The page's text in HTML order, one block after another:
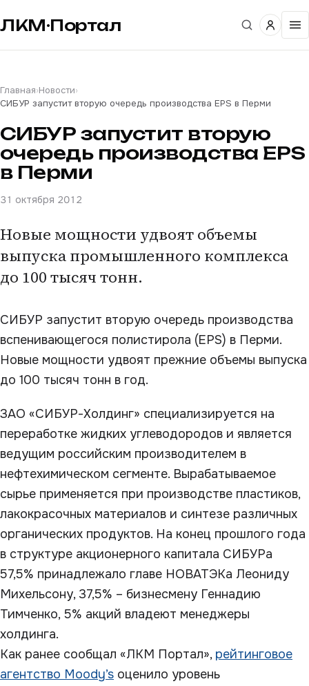
ЛКМ·Портал
Главная›Новости›
СИБУР запустит вторую очередь производства EPS в Перми
СИБУР запустит вторую
очередь производства EPS
в Перми
31 октября 2012
Новые мощности удвоят объемы
выпуска промышленного комплекса
до 100 тысяч тонн.
СИБУР запустит вторую очередь производства
вспенивающегося полистирола (EPS) в Перми.
Новые мощности удвоят прежние объемы выпуска
до 100 тысяч тонн в год.
ЗАО «СИБУР-Холдинг» специализируется на
переработке жидких углеводородов и является
ведущим российским производителем в
нефтехимическом сегменте. Вырабатываемое
сырье применяется при производстве пластиков,
лакокрасочных материалов и синтезе различных
органических продуктов. На конец прошлого года
в структуре акционерного капитала СИБУРа
57,5% принадлежало главе НОВАТЭКа Леониду
Михельсону, 37,5% – бизнесмену Геннадию
Тимченко, 5% акций владеют менеджеры
холдинга.
Как ранее сообщал «ЛКМ Портал», рейтинговое
агентство Moody’s оценило уровень